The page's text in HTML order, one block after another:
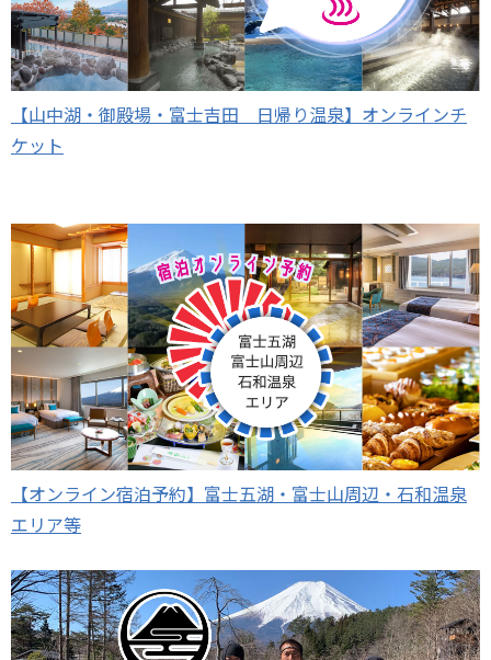
【山中湖・御殿場・富士吉田 日帰り温泉】オンラインチ
ケット
【オンライン宿泊予約】富士五湖・富士山周辺・石和温泉
エリア等